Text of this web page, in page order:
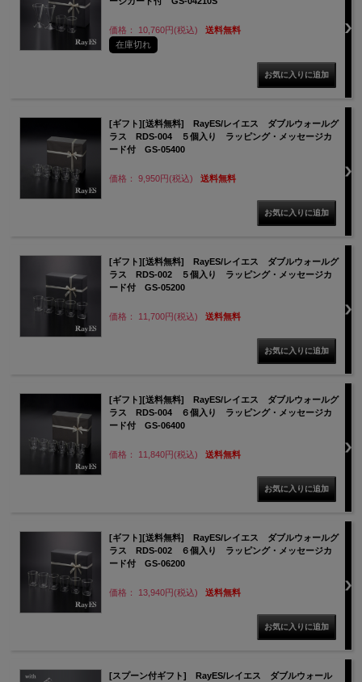
価格： 10,760円(税込)
送料無料
在庫切れ
[ギフト][送料無料] RayES/レイエス ダブルウォールグ
ラス RDS-004 ５個入り ラッピング・メッセージカ
ード付 GS-05400
価格： 9,950円(税込) 送料無料
[ギフト][送料無料] RayES/レイエス ダブルウォールグ
ラス RDS-002 ５個入り ラッピング・メッセージカ
ード付 GS-05200
価格： 11,700円(税込) 送料無料
[ギフト][送料無料] RayES/レイエス ダブルウォールグ
ラス RDS-004 ６個入り ラッピング・メッセージカ
ード付 GS-06400
価格： 11,840円(税込) 送料無料
[ギフト][送料無料] RayES/レイエス ダブルウォールグ
ラス RDS-002 ６個入り ラッピング・メッセージカ
ード付 GS-06200
価格： 13,940円(税込) 送料無料
[スプーン付ギフト] RayES/レイエス ダブルウォール